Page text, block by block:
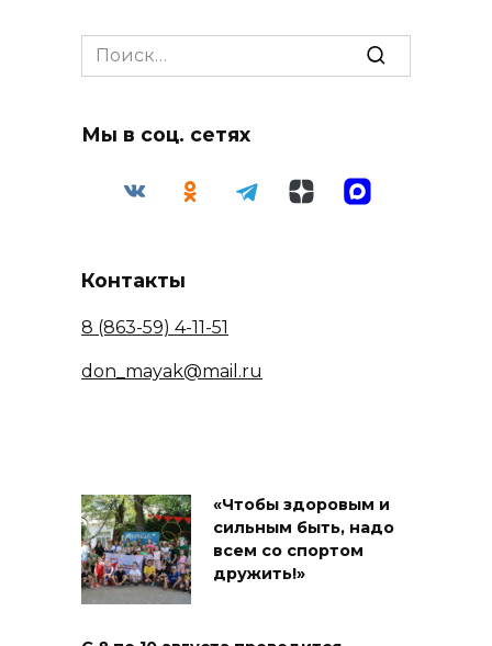
Search
for:
Мы в соц. сетях
Контакты
8 (863-59) 4-11-51
don_mayak@mail.ru
«Чтобы здоровым и
сильным быть, надо
всем со спортом
дружить!»